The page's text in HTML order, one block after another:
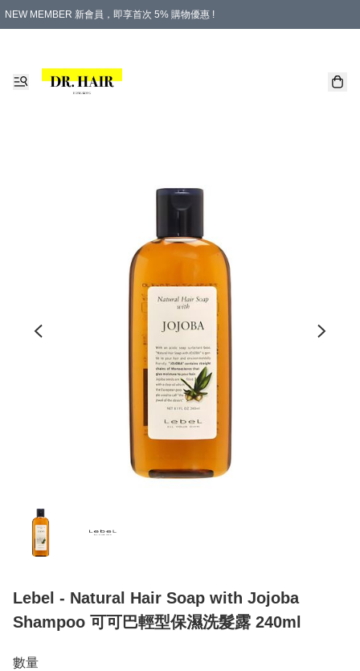
NEW MEMBER 新會員，即享首次 5% 購物優惠 !
Lebel - Natural Hair Soap with Jojoba
Shampoo 可可巴輕型保濕洗髮露 240ml
數量